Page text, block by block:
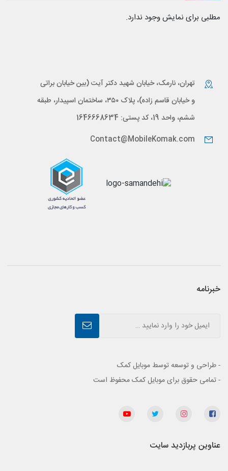
مطلبی برای نمایش وجود ندارد.
تهران، نارمک، خیابان شهید دکتر آیت (بین خیابان براتی
و خیابان قاسم زاده)، پلاک ۳۵۰، ساختمان اسپیدار، طبقه
ششم، واحد 19، کد پستی: 1646668634
Contact@MobileKomak.com
خبرنامه
- طراحی و توسعه توسط موبایل کمک
- تمامی حقوق برای موبایل کمک محفوظ است
عناوین پربازدید سایت